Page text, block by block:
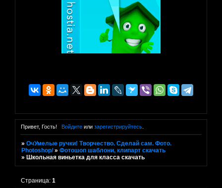
Привет, Гость! Войдитеили зарегистрируйтесь.
»ОчУмелые ручки! Творчество. Сделай сам. Фото.
Photoshop/ »Фотошоп шаблони, клипарт скачать
» Школьная виньетка для класса скачать
Страница:1